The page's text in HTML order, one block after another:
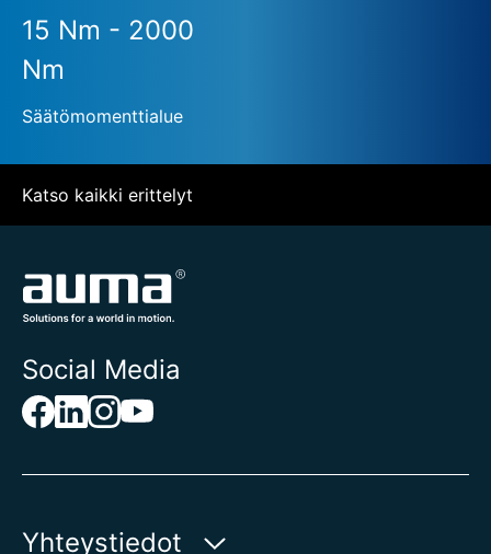
15 Nm - 2000
Nm
Säätömomenttialue
Katso kaikki erittelyt
Social Media
Yhteystiedot